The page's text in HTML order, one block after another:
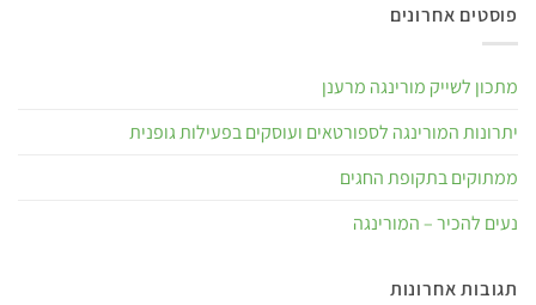
פוסטים אחרונים
מתכון לשייק מורינגה מרענן
יתרונות המורינגה לספורטאים ועוסקים בפעילות גופנית
ממתוקים בתקופת החגים
נעים להכיר – המורינגה
תגובות אחרונות